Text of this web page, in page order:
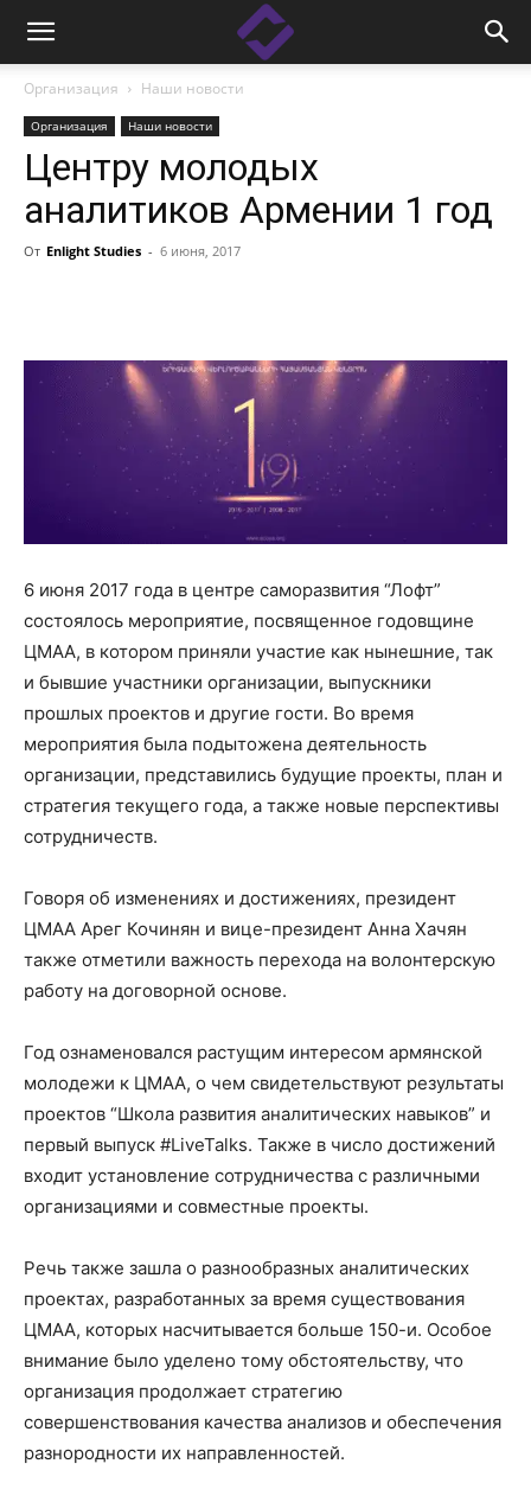
Организация Наши новости
Организация Наши новости
Центру молодых
аналитиков Армении 1 год
От Enlight Studies - 6 июня, 2017
6 июня 2017 года в центре саморазвития “Лофт”
состоялось мероприятие, посвященное годовщине
ЦМАА, в котором приняли участие как нынешние, так
и бывшие участники организации, выпускники
прошлых проектов и другие гости. Во время
мероприятия была подытожена деятельность
организации, представились будущие проекты, план и
стратегия текущего года, а также новые перспективы
сотрудничеств.
Говоря об изменениях и достижениях, президент
ЦМАА Арег Кочинян и вице-президент Анна Хачян
также отметили важность перехода на волонтерскую
работу на договорной основе.
Год ознаменовался растущим интересом армянской
молодежи к ЦМАА, о чем свидетельствуют результаты
проектов “Школа развития аналитических навыков” и
первый выпуск #LiveTalks. Также в число достижений
входит установление сотрудничества с различными
организациями и совместные проекты.
Речь также зашла о разнообразных аналитических
проектах, разработанных за время существования
ЦМАА, которых насчитывается больше 150-и. Особое
внимание было уделено тому обстоятельству, что
организация продолжает стратегию
совершенствования качества анализов и обеспечения
разнородности их направленностей.